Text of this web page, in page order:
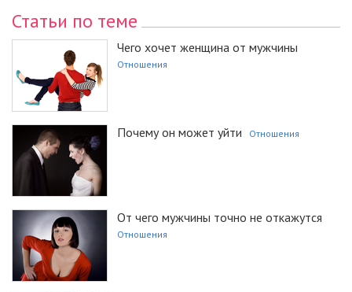
Статьи по теме
Чего хочет женщина от мужчины
Отношения
Почему он может уйти Отношения
От чего мужчины точно не откажутся
Отношения